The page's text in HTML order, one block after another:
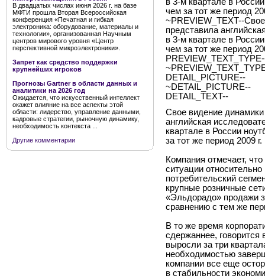
В двадцатых числах июня 2026 г. на базе
МФТИ прошла Вторая Всероссийская
конференция «Печатная и гибкая
электроника: оборудование, материалы и
технологии», организованная Научным
центров мирового уровня «Центр
перспективной микроэлектроники».
Запрет как средство поддержки
крупнейших игроков
Прогнозы Gartner в области данных и
аналитики на 2026 год
Ожидается, что искусственный интеллект
окажет влияние на все аспекты этой
области: лидерство, управление данными,
кадровые стратегии, рыночную динамику,
необходимость контекста ...
Другие комментарии
чем за тот же период
~PREVIEW_TEXT--
представила
в 3-м квартале в
чем за тот же период
DETAIL_PICTURE--
~DETAIL_PICTURE--
DETAIL_TEXT--
Свое видение
английская
квартале в России
за тот же период 2009 г.
Компания отмечает,
ситуации
потребительский
крупные розничные
«Эльдорадо» продажи
сравнению с тем же
В то же время
сдержаннее, говорится
выросли за три
необходимостью
компании все еще
в стабильности